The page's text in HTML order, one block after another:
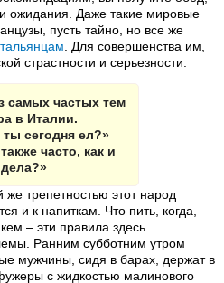
ожидания. Даже такие мировые
пусть тайно, но все же
. Для совершенства им,
страстности и серьезности.
самых частых тем
в Италии.
сегодня ел?»
часто, как и
же трепетностью этот народ
и к напиткам. Что пить, когда,
кем – эти правила здесь
Ранним субботним утром
мужчины, сидя в барах, держат в
с жидкостью малинового